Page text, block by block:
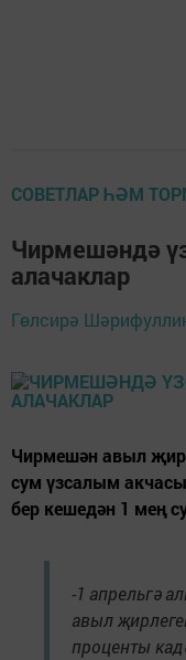
СОВЕТЛАР ҺӘМ
Чирмешәндә
алачаклар
Гөлсирә
Чирмешән авыл
сум үзсалым
бер кешедән 1 мең
-1 апрельгә
авыл
проценты